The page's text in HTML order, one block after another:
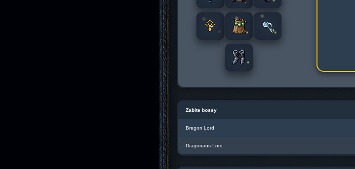
Zabite bossy
Bregon Lord
Dragonaus Lord